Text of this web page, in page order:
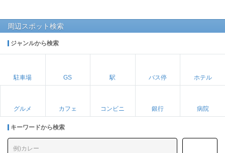
周辺スポット検索
ジャンルから検索
駐車場 GS 駅 バス停 ホテル
グルメ カフェ コンビニ 銀行 病院
キーワードから検索